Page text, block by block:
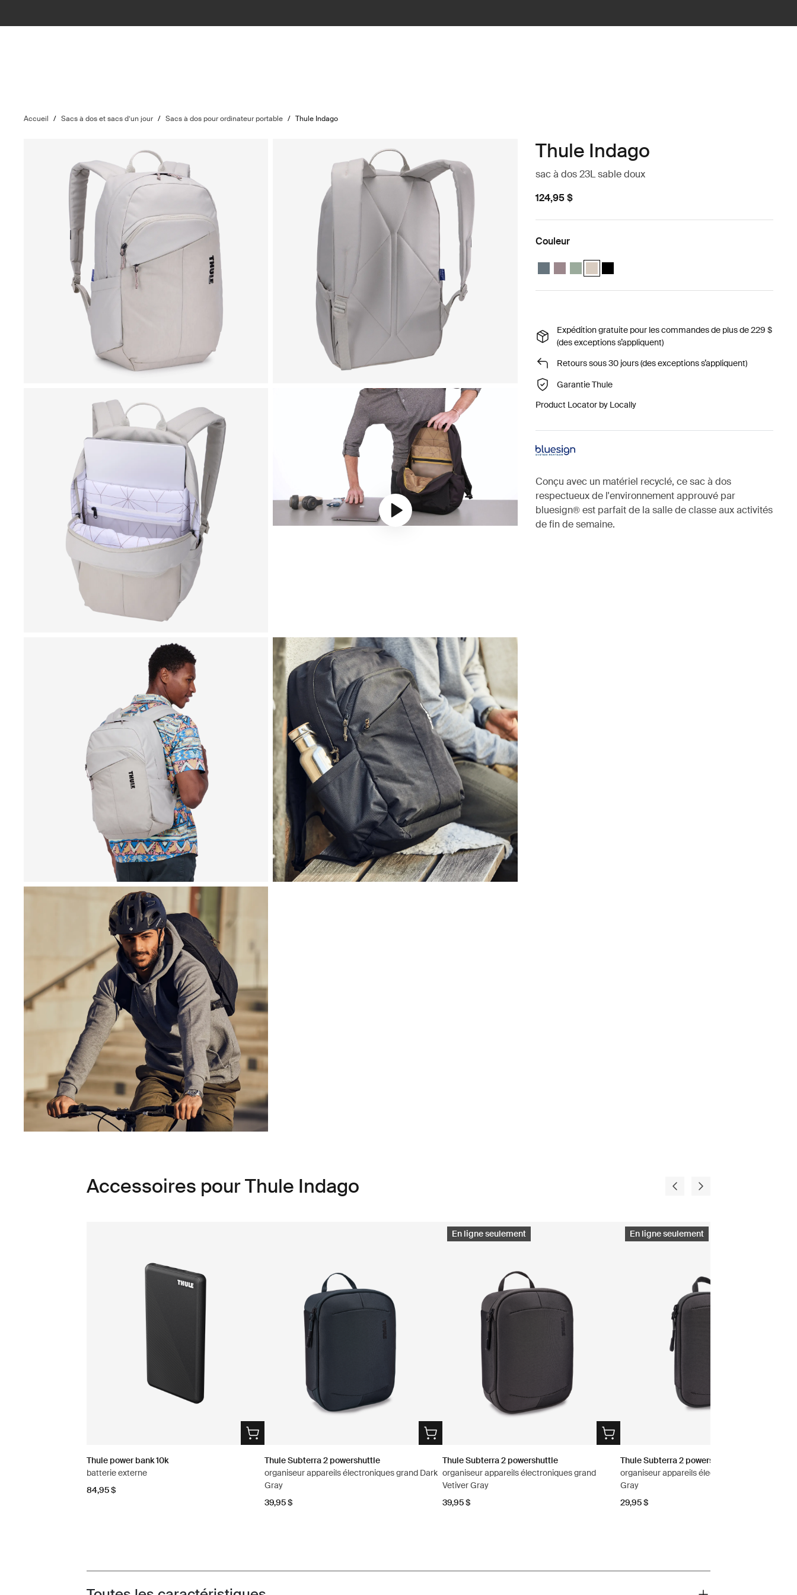
Accueil / Sacs à dos et sacs d’un jour / Sacs à dos pour ordinateur portable / Thule Indago
Play video
Thule Indago
sac à dos 23L sable doux
124,95 $
Couleur
Thule Indago backpack ardoise sombre
Thule Indago backpack Taupe teintée
Thule Indago backpack Silencieux vert
Thule Indago backpack Sable doux (selected)
Thule Indago backpack Noir
Expédition gratuite pour les commandes de plus de 229 $
(des exceptions s’appliquent)
Retours sous 30 jours (des exceptions s’appliquent)
Garantie Thule
Product Locator by Locally
Conçu avec un matériel recyclé, ce sac à dos
respectueux de l'environnement approuvé par
bluesign® est parfait de la salle de classe aux activités
de fin de semaine.
Accessoires pour Thule Indago
Thule power bank 10k
batterie externe
84,95 $
Thule Subterra 2 powershuttle
organiseur appareils électroniques grand Dark
Gray
39,95 $
En ligne seulement
Thule Subterra 2 powershuttle
organiseur appareils électroniques grand
Vetiver Gray
39,95 $
En ligne seulement
Thule Subterra 2 powershuttle
organiseur appareils électroniques petit Vetiver
Gray
29,95 $
Toggle features